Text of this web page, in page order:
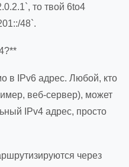
то твой 6to4
48`.
в IPv6 адрес. Любой, кто
веб-сервер), может
IPv4 адрес, просто
через